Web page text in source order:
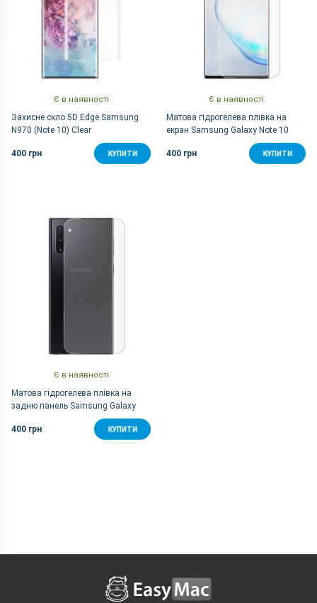
Є в наявності
Захисне скло 5D Edge Samsung
N970 (Note 10) Clear
400 грн КУПИТИ
Є в наявності
Матова гідрогелева плівка на
екран Samsung Galaxy Note 10
400 грн КУПИТИ
Є в наявності
Матова гідрогелева плівка на
задню панель Samsung Galaxy
400 грн
КУПИТИ